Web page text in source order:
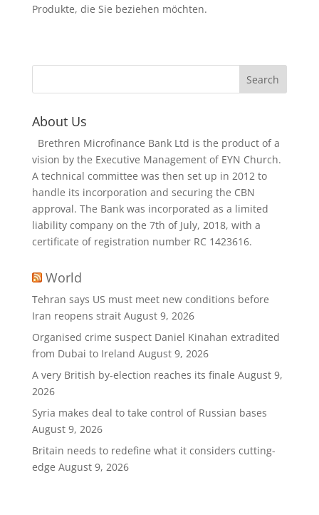
Produkte, die Sie beziehen möchten.
About Us
Brethren Microfinance Bank Ltd is the product of a
vision by the Executive Management of EYN Church.
A technical committee was then set up in 2012 to
handle its incorporation and securing the CBN
approval. The Bank was incorporated as a limited
liability company on the 7th of July, 2018, with a
certificate of registration number RC 1423616.
World
Tehran says US must meet new conditions before
Iran reopens strait August 9, 2026
Organised crime suspect Daniel Kinahan extradited
from Dubai to Ireland August 9, 2026
A very British by-election reaches its finale August 9,
2026
Syria makes deal to take control of Russian bases
August 9, 2026
Britain needs to redefine what it considers cutting-
edge August 9, 2026